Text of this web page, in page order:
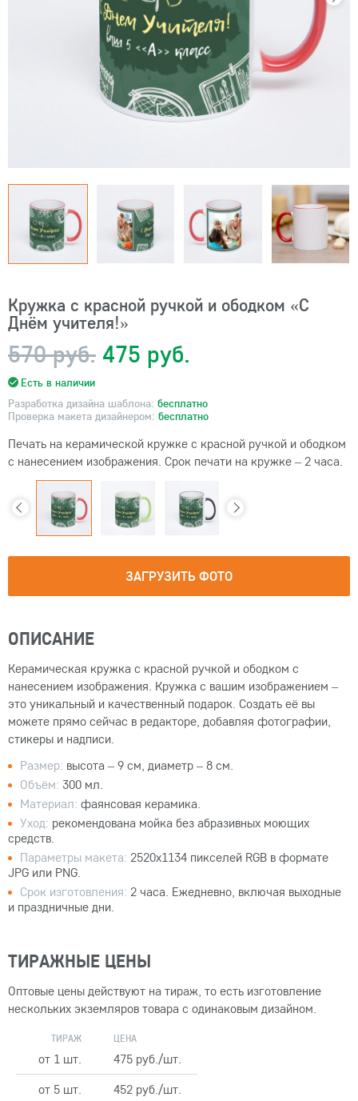
Кружка с красной ручкой и ободком «С
Днём учителя!»
570 руб. 475 руб.
Есть в наличии
Разработка дизайна шаблона: бесплатно
Проверка макета дизайнером: бесплатно
Печать на керамической кружке с красной ручкой и ободком
с нанесением изображения. Срок печати на кружке – 2 часа.
ЗАГРУЗИТЬ ФОТО
ОПИСАНИЕ
Керамическая кружка с красной ручкой и ободком с
нанесением изображения. Кружка с вашим изображением –
это уникальный и качественный подарок. Создать её вы
можете прямо сейчас в редакторе, добавляя фотографии,
стикеры и надписи.
Размер: высота – 9 см, диаметр – 8 см.
Объём: 300 мл.
Материал: фаянсовая керамика.
Уход: рекомендована мойка без абразивных моющих
средств.
Параметры макета: 2520x1134 пикселей RGB в формате
JPG или PNG.
Срок изготовления: 2 часа. Ежедневно, включая выходные
и праздничные дни.
ТИРАЖНЫЕ ЦЕНЫ
Оптовые цены действуют на тираж, то есть изготовление
нескольких экземляров товара с одинаковым дизайном.
ТИРАЖ ЦЕНА
от 1 шт.
475 руб./шт.
от 5 шт.
452 руб./шт.